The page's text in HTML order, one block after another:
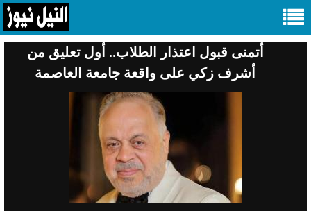
أتمنى قبول اعتذار الطلاب.. أول تعليق من
أشرف زكي على واقعة جامعة العاصمة